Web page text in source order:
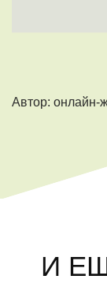
Автор:
И